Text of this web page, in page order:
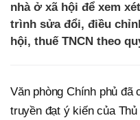
nhà ở xã hội để xem
trình sửa đổi, điều
hội, thuế TNCN theo
Văn phòng Chính phủ đã
truyền đạt ý kiến của